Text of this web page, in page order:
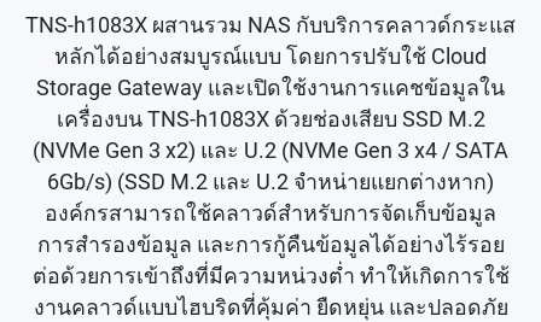
TNS-h1083X ผสานรวม NAS กับบริการคลาวด์กระแส
หลักได้อย่างสมบูรณ์แบบ โดยการปรับใช้ Cloud
Storage Gateway และเปิดใช้งานการแคชข้อมูลใน
เครื่องบน TNS-h1083X ด้วยช่องเสียบ SSD M.2
(NVMe Gen 3 x2) และ U.2 (NVMe Gen 3 x4 / SATA
6Gb/s) (SSD M.2 และ U.2 จำหน่ายแยกต่างหาก)
องค์กรสามารถใช้คลาวด์สำหรับการจัดเก็บข้อมูล
การสำรองข้อมูล และการกู้คืนข้อมูลได้อย่างไร้รอย
ต่อด้วยการเข้าถึงที่มีความหน่วงต่ำ ทำให้เกิดการใช้
งานคลาวด์แบบไฮบริดที่คุ้มค่า ยืดหยุ่น และปลอดภัย